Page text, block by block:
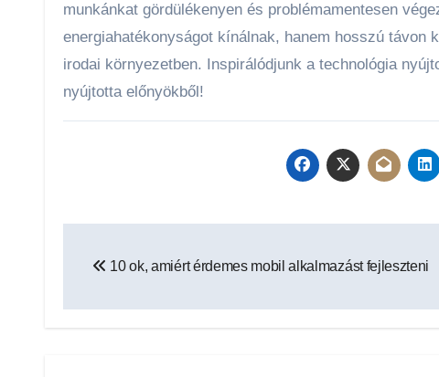
munkánkat gördülékenyen és problémamentesen
energiahatékonyságot kínálnak, hanem hosszú távon
irodai környezetben. Inspirálódjunk a technológia
nyújtotta előnyökből!
navigáció
10 ok, amiért érdemes mobil alkalmazást fejleszteni